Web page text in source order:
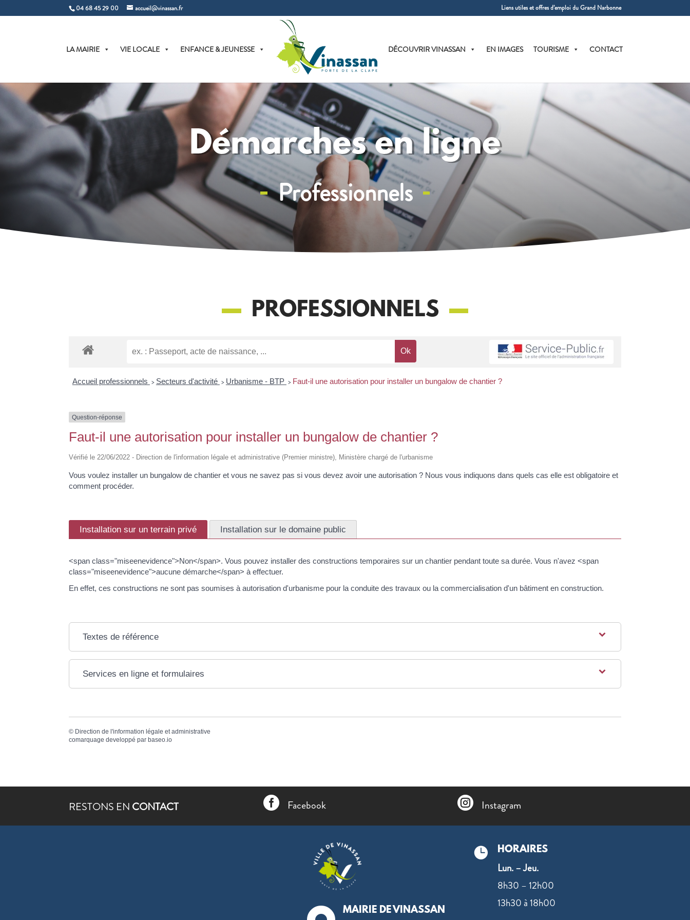
04 68 45 29 00 accueil@vinassan.fr Liens utiles et offres d’emploi du Grand Narbonne
LA MAIRIE VIE LOCALE ENFANCE & JEUNESSE DÉCOUVRIR VINASSAN EN IMAGES TOURISME CONTACT
Démarches en ligne
Professionnels
PROFESSIONNELS
Accueil professionnels > Secteurs d'activité > Urbanisme - BTP > Faut-il une autorisation pour installer un bungalow de chantier ?
Question-réponse
Faut-il une autorisation pour installer un bungalow de chantier ?
Vérifié le 22/06/2022 - Direction de l'information légale et administrative (Premier ministre), Ministère chargé de l'urbanisme
Vous voulez installer un bungalow de chantier et vous ne savez pas si vous devez avoir une autorisation ? Nous vous indiquons dans quels cas elle est obligatoire et
comment procéder.
Installation sur un terrain privé Installation sur le domaine public
<span class="miseenevidence">Non</span>. Vous pouvez installer des constructions temporaires sur un chantier pendant toute sa durée. Vous n'avez <span
class="miseenevidence">aucune démarche</span> à effectuer.
En effet, ces constructions ne sont pas soumises à autorisation d'urbanisme pour la conduite des travaux ou la commercialisation d'un bâtiment en construction.
Textes de référence
Services en ligne et formulaires
© Direction de l'information légale et administrative
comarquage developpé parbaseo.io
RESTONS EN CONTACT  Facebook  Instagram
MAIRIE DE VINASSAN
 HORAIRES
Lun. – Jeu.
8h30 – 12h00
13h30 à 18h00